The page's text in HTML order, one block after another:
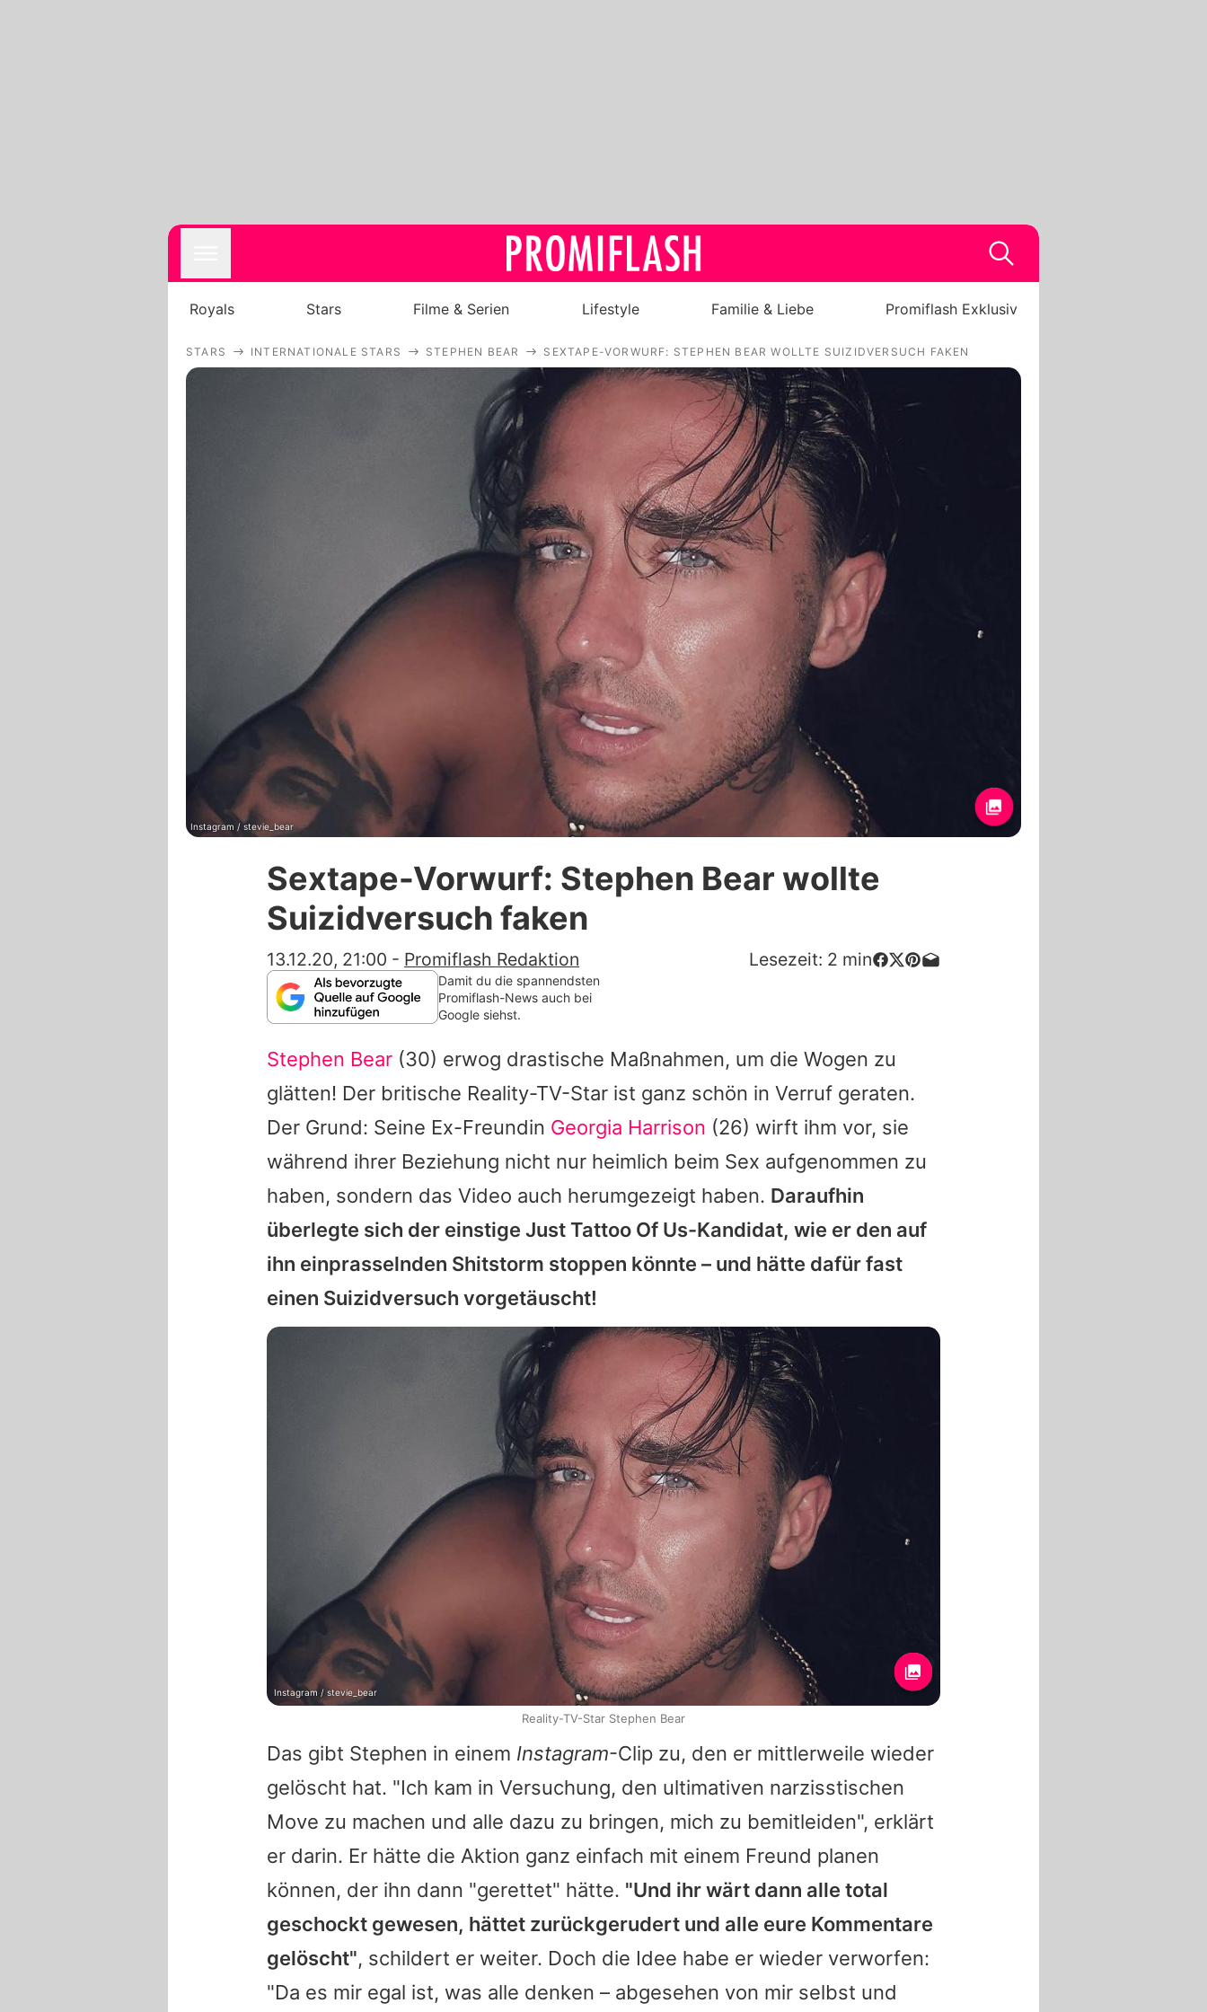
Royals
Stars
Familie & Liebe
Promiflash Exklusiv
Alle Themen auf Promiflash
Jobs
App runterladen
Team
Redaktionelle Richtlinien
Impressum
Datenschutzerklärung
Nutzungsbedingungen
Utiq verwalten
Royals Stars Filme & Serien Lifestyle Familie & Liebe Promiflash Exklusiv
STARS INTERNATIONALE STARS STEPHEN BEAR SEXTAPE-VORWURF: STEPHEN BEAR WOLLTE SUIZIDVERSUCH FAKEN
Instagram / stevie_bear
Sextape-Vorwurf: Stephen Bear wollte
Suizidversuch faken
13.12.20, 21:00 - Promiflash Redaktion Lesezeit: 2 min
Damit du die spannendsten
Promiflash-News auch bei
Google siehst.
Stephen Bear (30) erwog drastische Maßnahmen, um die Wogen zu
glätten! Der britische Reality-TV-Star ist ganz schön in Verruf geraten.
Der Grund: Seine Ex-Freundin Georgia Harrison (26) wirft ihm vor, sie
während ihrer Beziehung nicht nur heimlich beim Sex aufgenommen zu
haben, sondern das Video auch herumgezeigt haben. Daraufhin
überlegte sich der einstige Just Tattoo Of Us-Kandidat, wie er den auf
ihn einprasselnden Shitstorm stoppen könnte – und hätte dafür fast
einen Suizidversuch vorgetäuscht!
Das gibt Stephen in einem Instagram-Clip zu, den er mittlerweile wieder
gelöscht hat. "Ich kam in Versuchung, den ultimativen narzisstischen
Move zu machen und alle dazu zu bringen, mich zu bemitleiden", erklärt
er darin. Er hätte die Aktion ganz einfach mit einem Freund planen
können, der ihn dann "gerettet" hätte. "Und ihr wärt dann alle total
geschockt gewesen, hättet zurückgerudert und alle eure Kommentare
gelöscht", schildert er weiter. Doch die Idee habe er wieder verworfen:
"Da es mir egal ist, was alle denken – abgesehen von mir selbst und
Instagram / stevie_bear
Reality-TV-Star Stephen Bear